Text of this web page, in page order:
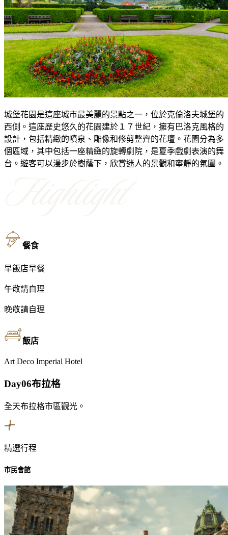
城堡花園是這座城市最美麗的景點之一，位於克倫洛夫城堡的
西側。這座歷史悠久的花園建於１７世紀，擁有巴洛克風格的
設計，包括精緻的噴泉、雕像和修剪整齊的花壇。花園分為多
個區域，其中包括一座精緻的旋轉劇院，是夏季戲劇表演的舞
台。遊客可以漫步於樹蔭下，欣賞迷人的景觀和寧靜的氛圍。
餐食
早飯店早餐
午敬請自理
晚敬請自理
飯店
Art Deco Imperial Hotel
Day06布拉格
全天布拉格市區觀光。
精選行程
市民會館